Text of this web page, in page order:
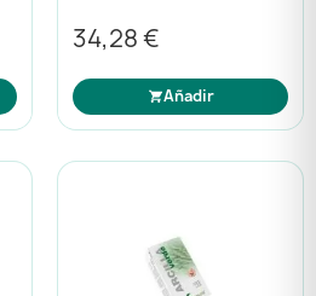
34,28 €
Añadir